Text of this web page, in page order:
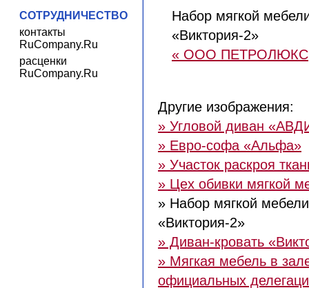
СОТРУДНИЧЕСТВО
контакты
RuCompany.Ru
расценки
RuCompany.Ru
Набор мягкой
«Виктория-2»
« ООО ПЕТРОЛЮКС
Другие изображения:
» Угловой диван
» Евро-софа «Альфа»
» Участок раскроя
» Цех обивки мягкой
» Набор мягкой мебели
«Виктория-2»
» Диван-кровать
» Мягкая мебель в
официальных